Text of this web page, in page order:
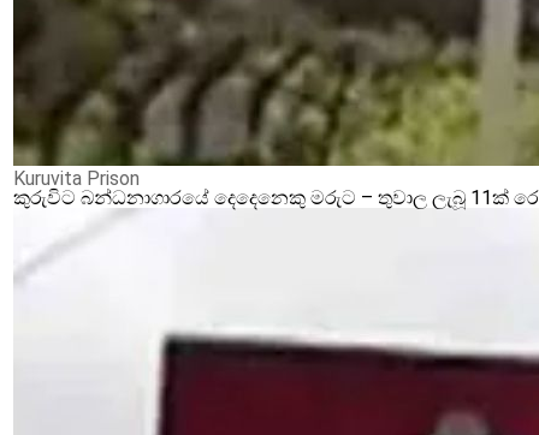
Kuruvita Prison
කුරුවිට බන්ධනාගාරයේ දෙදෙනෙකු මරුට – තුවාල ලැබූ 11ක්